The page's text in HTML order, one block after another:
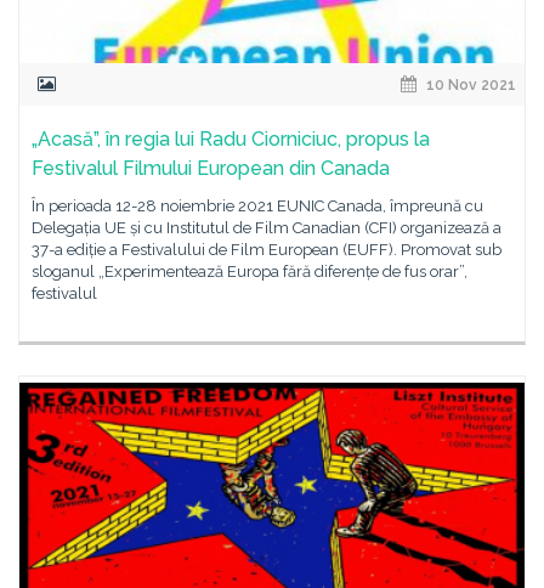
10 Nov 2021
„Acasă”, în regia lui Radu Ciorniciuc, propus la
Festivalul Filmului European din Canada
În perioada 12-28 noiembrie 2021 EUNIC Canada, împreună cu
Delegația UE și cu Institutul de Film Canadian (CFI) organizează a
37-a ediție a Festivalului de Film European (EUFF). Promovat sub
sloganul „Experimentează Europa fără diferențe de fus orar”,
festivalul